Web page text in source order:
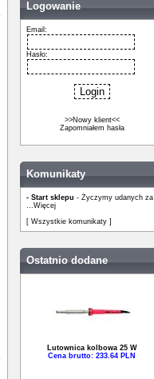
Logowanie
Email:
Hasło:
>>Nowy klient<<
Zapomniałem hasła
Komunikaty
- Start sklepu - Życzymy udanych za
...Więcej
[ Wszystkie komunikaty ]
Ostatnio dodane
Lutownica kolbowa 25 W
Cena brutto: 233.64 PLN